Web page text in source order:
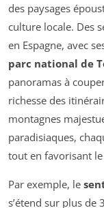
des paysages
culture locale. Des
en Espagne, avec
parc national de
panoramas à
richesse des
montagnes
paradisiaques,
tout en favorisant le
Par exemple, le
s’étend sur plus